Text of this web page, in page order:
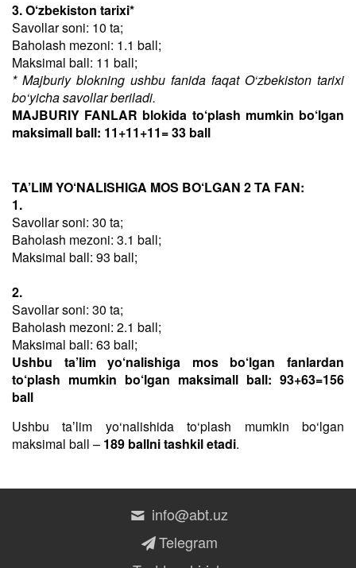
3. O‘zbekiston tarixi*
Savollar soni: 10 ta;
Baholash mezoni: 1.1 ball;
Maksimal ball: 11 ball;
* Majburiy blokning ushbu fanida faqat O‘zbekiston tarixi
bo‘yicha savollar beriladi.
MAJBURIY FANLAR blokida to‘plash mumkin bo‘lgan
maksimall ball: 11+11+11= 33 ball
TA’LIM YO‘NALISHIGA MOS BO‘LGAN 2 TA FAN:
1.
Savollar soni: 30 ta;
Baholash mezoni: 3.1 ball;
Maksimal ball: 93 ball;
2.
Savollar soni: 30 ta;
Baholash mezoni: 2.1 ball;
Maksimal ball: 63 ball;
Ushbu ta’lim yo‘nalishiga mos bo‘lgan fanlardan
to‘plash mumkin bo‘lgan maksimall ball: 93+63=156
ball
Ushbu taʼlim yo‘nalishida to‘plash mumkin bo‘lgan
maksimal ball – 189 ballni tashkil etadi.
info@abt.uz
Telegram